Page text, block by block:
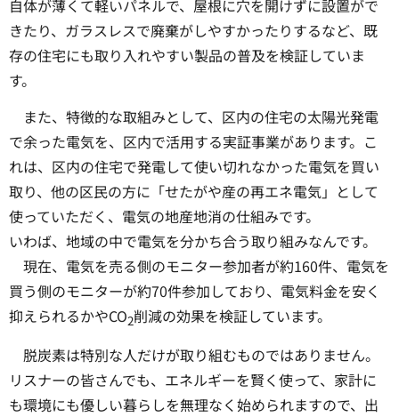
自体が薄くて軽いパネルで、屋根に穴を開けずに設置がで
きたり、ガラスレスで廃棄がしやすかったりするなど、既
存の住宅にも取り入れやすい製品の普及を検証していま
す。
また、特徴的な取組みとして、区内の住宅の太陽光発電
で余った電気を、区内で活用する実証事業があります。こ
れは、区内の住宅で発電して使い切れなかった電気を買い
取り、他の区民の方に「せたがや産の再エネ電気」として
使っていただく、電気の地産地消の仕組みです。
いわば、地域の中で電気を分かち合う取り組みなんです。
現在、電気を売る側のモニター参加者が約160件、電気を
買う側のモニターが約70件参加しており、電気料金を安く
抑えられるかやCO2削減の効果を検証しています。
脱炭素は特別な人だけが取り組むものではありません。
リスナーの皆さんでも、エネルギーを賢く使って、家計に
も環境にも優しい暮らしを無理なく始められますので、出